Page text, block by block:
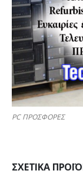
PC ΠΡΟΣΦΟΡΕΣ
ΣΧΕΤΙΚΆ